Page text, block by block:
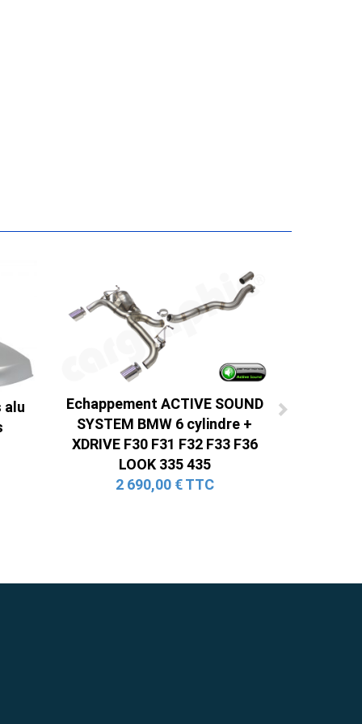
alu
Echappement ACTIVE SOUND
SYSTEM BMW 6 cylindre +
XDRIVE F30 F31 F32 F33 F36
LOOK 335 435
2 690,00 € TTC